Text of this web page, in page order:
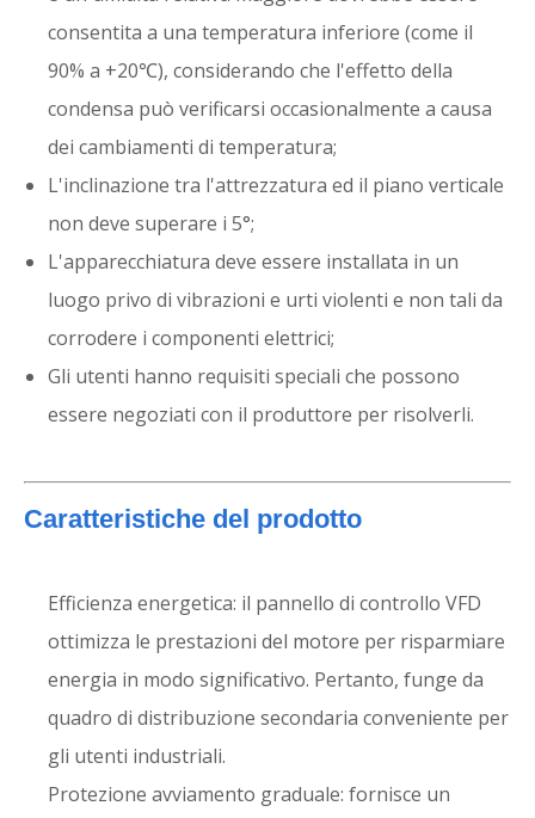
consentita a una temperatura inferiore (come il
90% a +20℃), considerando che l'effetto della
condensa può verificarsi occasionalmente a causa
dei cambiamenti di temperatura;
L'inclinazione tra l'attrezzatura ed il piano verticale
non deve superare i 5°;
L'apparecchiatura deve essere installata in un
luogo privo di vibrazioni e urti violenti e non tali da
corrodere i componenti elettrici;
Gli utenti hanno requisiti speciali che possono
essere negoziati con il produttore per risolverli.
Caratteristiche del prodotto
Efficienza energetica: il pannello di controllo VFD
ottimizza le prestazioni del motore per risparmiare
energia in modo significativo. Pertanto, funge da
quadro di distribuzione secondaria conveniente per
gli utenti industriali.
Protezione avviamento graduale: fornisce un